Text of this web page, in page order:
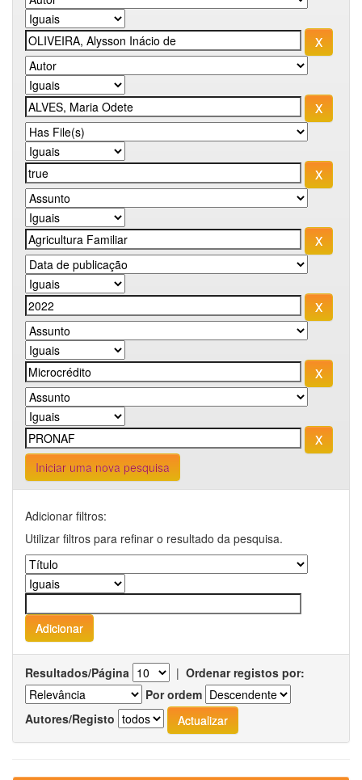
Iniciar uma nova pesquisa
Adicionar filtros:
Utilizar filtros para refinar o resultado da pesquisa.
Resultados/Página | Ordenar registos por:
Por ordem
Autores/Registo